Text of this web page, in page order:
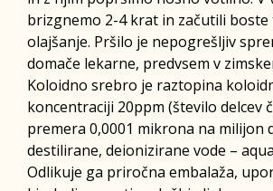
brizgnemo 2-4 krat in začutili boste
olajšanje. Pršilo je nepogrešljiv
domače lekarne, predvsem v
Koloidno srebro je raztopina
koncentraciji 20ppm (število delcev
premera 0,0001 mikrona na milijon
destilirane, deionizirane vode –
Odlikuje ga priročna embalaža,